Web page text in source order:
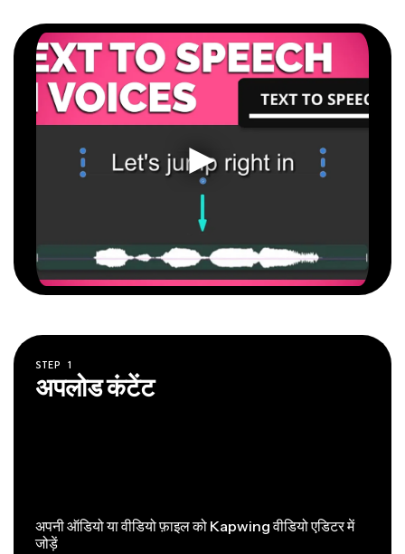
STEP 1
अपलोड कंटेंट
अपनी ऑडियो या वीडियो फ़ाइल को Kapwing वीडियो एडिटर में
जोड़ें